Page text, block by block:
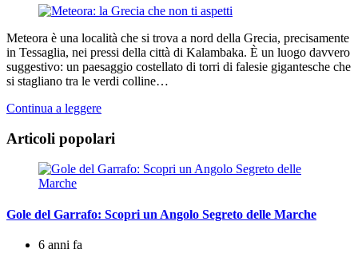
Meteora è una località che si trova a nord della Grecia, precisamente
in Tessaglia, nei pressi della città di Kalambaka. È un luogo davvero
suggestivo: un paesaggio costellato di torri di falesie gigantesche che
si stagliano tra le verdi colline…
Continua a leggere
Articoli popolari
Gole del Garrafo: Scopri un Angolo Segreto delle Marche
6 anni fa